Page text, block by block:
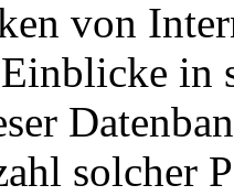
von
in
solcher